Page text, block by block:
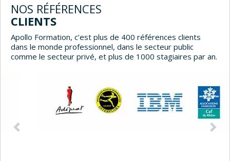
NOS RÉFÉRENCES
CLIENTS
Apollo Formation, c’est plus de 400 références clients
dans le monde professionnel, dans le secteur public
comme le secteur privé, et plus de 1000 stagiaires par an.